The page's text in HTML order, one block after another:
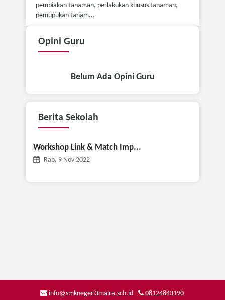
pembiakan tanaman, perlakukan khusus tanaman,
pemupukan tanam...
Opini Guru
Belum Ada Opini Guru
Berita Sekolah
Workshop Link & Match Imp...
Rab, 9 Nov 2022